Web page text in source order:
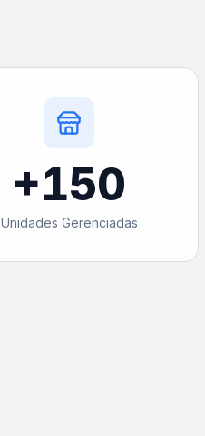
+150
Unidades Gerenciadas